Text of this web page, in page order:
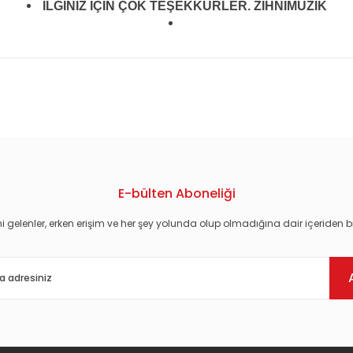
İLGİNİZ İÇİN ÇOK TEŞEKKÜRLER. ZİHNİMÜZİK
E-bülten Aboneliği
gelenler, erken erişim ve her şey yolunda olup olmadığına dair içeriden